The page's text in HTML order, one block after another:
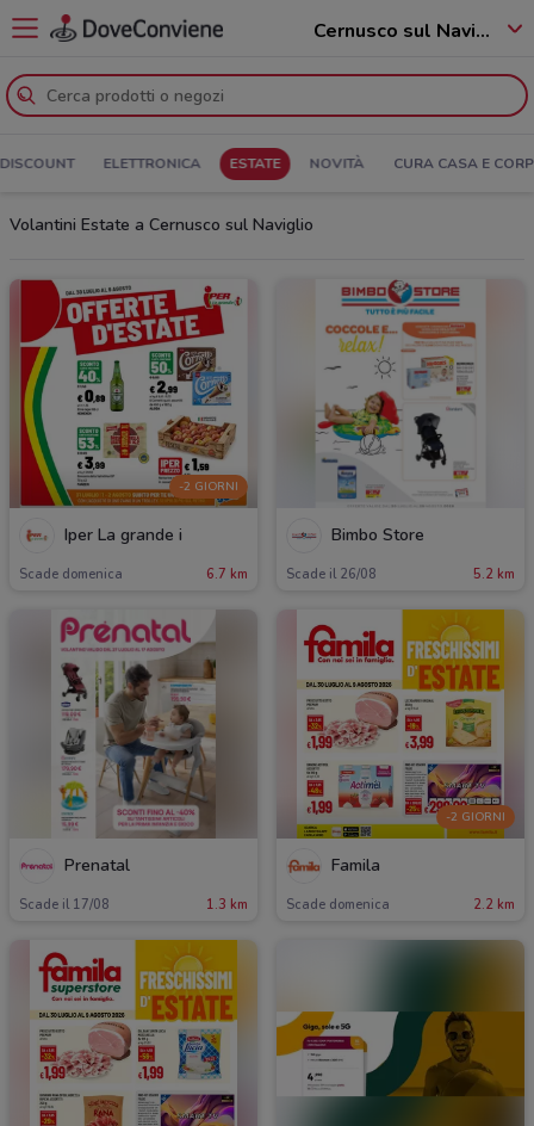
Cernusco sul Naviglio - 20063
DISCOUNT ELETTRONICA ESTATE NOVITÀ CURA CASA E
Volantini Estate a Cernusco sul Naviglio
-2 GIORNI
Iper La grande i
Scade domenica 6.7 km
Bimbo Store
Scade il 26/08 5.2 km
Prenatal
Scade il 17/08 1.3 km
-2 GIORNI
Famila
Scade domenica 2.2 km